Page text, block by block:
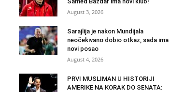
August 3, 2026
Sarajlija je nakon Mundijala
neočekivano dobio otkaz, sada ima
novi posao
August 4, 2026
PRVI MUSLIMAN U HISTORIJI
AMERIKE NA KORAK DO SENATA: